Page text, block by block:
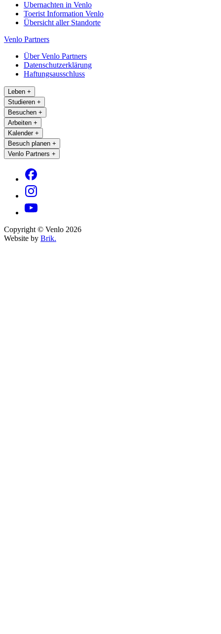
Ubernachten in Venlo
Toerist Information Venlo
Übersicht aller Standorte
Venlo Partners
Über Venlo Partners
Datenschutzerklärung
Haftungsausschluss
Leben +
Studieren +
Besuchen +
Arbeiten +
Kalender +
Besuch planen +
Venlo Partners +
Copyright © Venlo 2026
Website by Brik.